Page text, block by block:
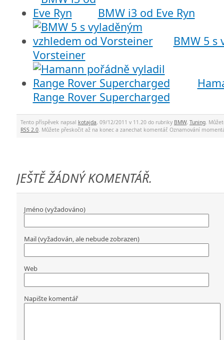
BMW i3 od Eve Ryn
BMW 5 s
Vorsteiner
Range Rover Supercharged
Tento příspěvek napsal kotajda, 09/12/2011 v 11.20 do rubriky BMW, Tuning .
RSS 2.0 . Můžete přeskočit až na konec a zanechat komentář. Oznamování
JEŠTĚ ŽÁDNÝ KOMENTÁŘ.
Jméno (vyžadováno)
Mail (vyžadován, ale nebude zobrazen)
Web
Napište komentář